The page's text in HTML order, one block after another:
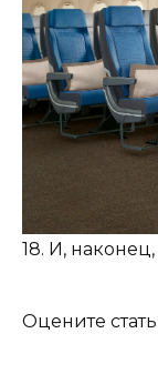
18. И,
Оцените